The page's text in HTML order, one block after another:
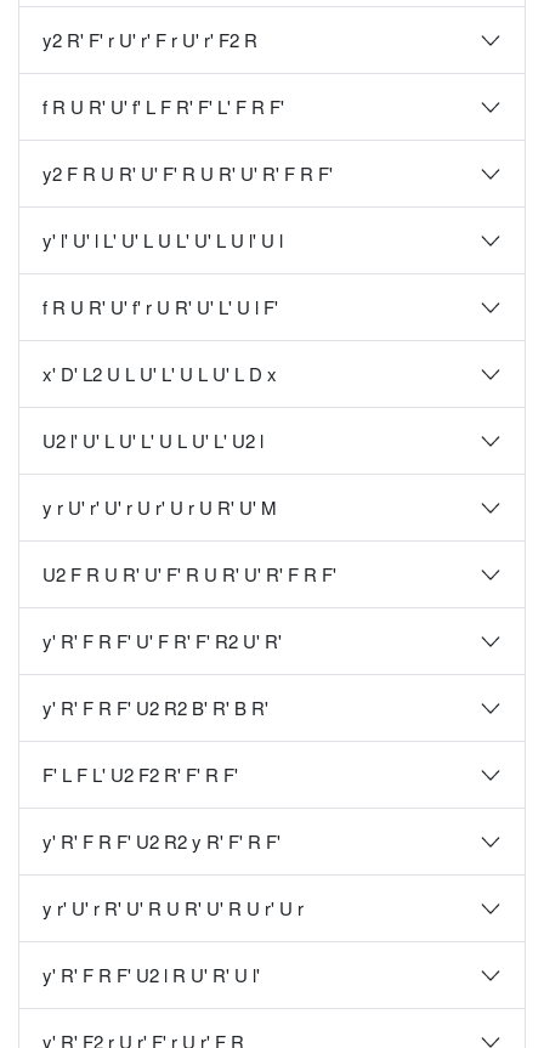
y2 R' F' r U' r' F r U' r' F2 R
f R U R' U' f' L F R' F' L' F R F'
y2 F R U R' U' F' R U R' U' R' F R F'
y' l' U' l L' U' L U L' U' L U l' U l
f R U R' U' f' r U R' U' L' U l F'
x' D' L2 U L U' L' U L U' L D x
U2 l' U' L U' L' U L U' L' U2 l
y r U' r' U' r U r' U r U R' U' M
U2 F R U R' U' F' R U R' U' R' F R F'
y' R' F R F' U' F R' F' R2 U' R'
y' R' F R F' U2 R2 B' R' B R'
F' L F L' U2 F2 R' F' R F'
y' R' F R F' U2 R2 y R' F' R F'
y r' U' r R' U' R U R' U' R U r' U r
y' R' F R F' U2 l R U' R' U l'
y' R' F2 r U r' F' r U r' F R